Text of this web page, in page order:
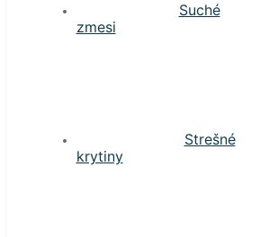
Suché
zmesi
Strešné
krytiny